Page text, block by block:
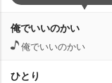
俺でいいのかい
俺でいいのかい
ひとり